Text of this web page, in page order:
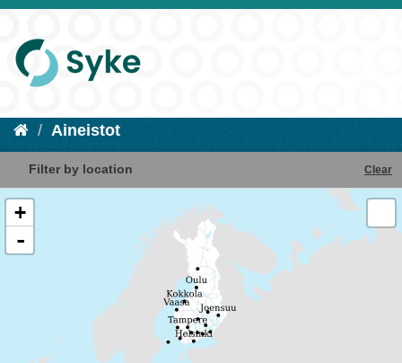
Aineistot
Filter by location Clear
+
-